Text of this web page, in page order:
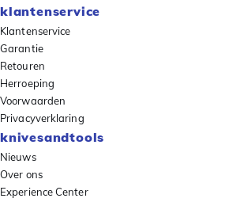
klantenservice
Klantenservice
Garantie
Retouren
Herroeping
Voorwaarden
Privacyverklaring
knivesandtools
Nieuws
Over ons
Experience Center